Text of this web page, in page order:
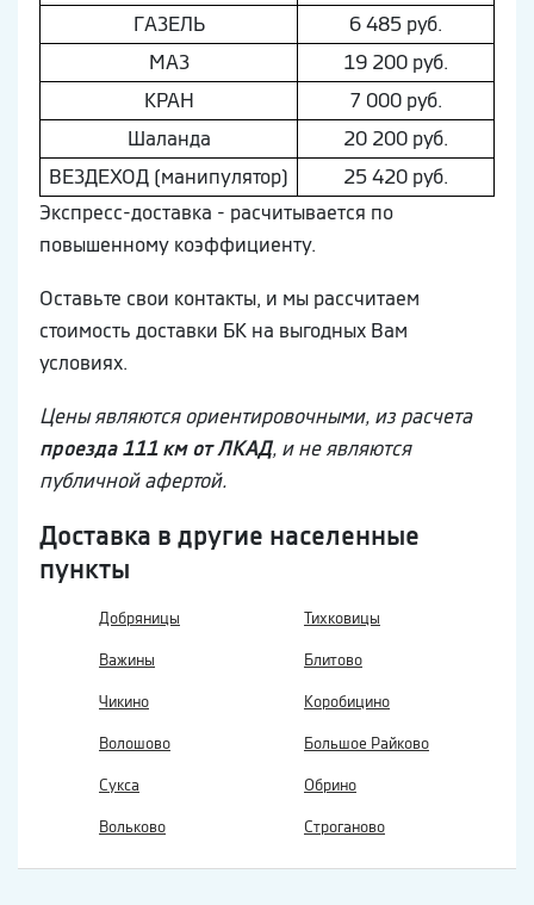
ГAЗEЛЬ
6 485 руб.
МAЗ
19 200 руб.
КРАН
7 000 руб.
Шaлaнда
20 200 руб.
ВEЗДEХОД (манипулятор)
25 420 руб.
Экспресс-доставка - расчитывается по
повышенному коэффициенту.
Оставьте свои контакты, и мы рассчитаем
стоимость доставки БК на выгодных Вам
условиях.
Цены являются ориентировочными, из расчета
проезда 111 км от ЛКАД, и не являются
публичной афертой.
Доставка в другие населенные
пункты
Добряницы Тихковицы
Важины Блитово
Чикино Коробицино
Волошово Большое Райково
Сукса Обрино
Вольково Строганово